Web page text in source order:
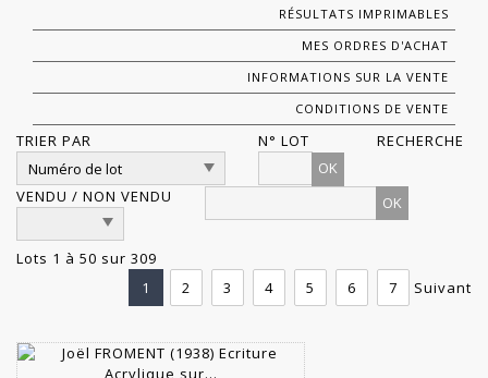
RÉSULTATS IMPRIMABLES
MES ORDRES D'ACHAT
INFORMATIONS SUR LA VENTE
CONDITIONS DE VENTE
TRIER PAR
N° LOT
OK
VENDU / NON VENDU
RECHERCHE
Lots 1 à 50 sur 309
1
2 3 4 5 6 7 Suivant